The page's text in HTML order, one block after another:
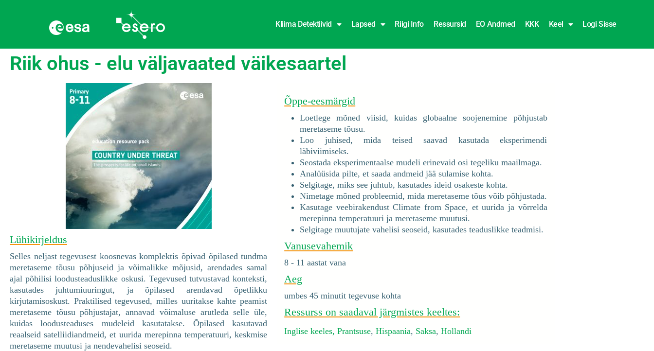
Kliima Detektiivid Lapsed Riigi Info Ressursid EO Andmed KKK Keel Logi Sisse
Riik ohus - elu väljavaated väikesaartel
Lühikirjeldus
Selles neljast tegevusest koosnevas komplektis õpivad õpilased tundma
meretaseme tõusu põhjuseid ja võimalikke mõjusid, arendades samal
ajal põhilisi loodusteaduslikke oskusi. Tegevused tutvustavad konteksti,
kasutades juhtumiuuringut, ja õpilased arendavad õpetlikku
kirjutamisoskust. Praktilised tegevused, milles uuritakse kahte peamist
meretaseme tõusu põhjustajat, annavad võimaluse arutleda selle üle,
kuidas loodusteaduses mudeleid kasutatakse. Õpilased kasutavad
reaalseid satelliidiandmeid, et uurida merepinna temperatuuri, keskmise
meretaseme muutusi ja nendevahelisi seoseid.
Õppe-eesmärgid
Loetlege mõned viisid, kuidas globaalne soojenemine põhjustab
meretaseme tõusu.
Loo juhised, mida teised saavad kasutada eksperimendi
läbiviimiseks.
Seostada eksperimentaalse mudeli erinevaid osi tegeliku maailmaga.
Analüüsida pilte, et saada andmeid jää sulamise kohta.
Selgitage, miks see juhtub, kasutades ideid osakeste kohta.
Nimetage mõned probleemid, mida meretaseme tõus võib põhjustada.
Kasutage veebirakendust Climate from Space, et uurida ja võrrelda
merepinna temperatuuri ja meretaseme muutusi.
Selgitage muutujate vahelisi seoseid, kasutades teaduslikke teadmisi.
Vanusevahemik
8 - 11 aastat vana
Aeg
umbes 45 minutit tegevuse kohta
Ressurss on saadaval järgmistes keeltes:
Inglise keeles, Prantsuse,Hispaania, Saksa,Hollandi